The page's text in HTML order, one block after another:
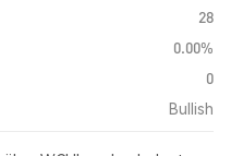
28
0.00%
0
Bullish